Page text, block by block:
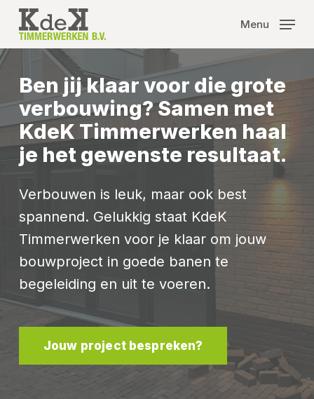
Skip
main
content
Menu
Ben jij klaar voor die grote
verbouwing? Samen met
KdeK Timmerwerken haal
je het gewenste resultaat.
Verbouwen is leuk, maar ook best
spannend. Gelukkig staat KdeK
Timmerwerken voor je klaar om jouw
bouwproject in goede banen te
begeleiding en uit te voeren.
Jouw project bespreken?